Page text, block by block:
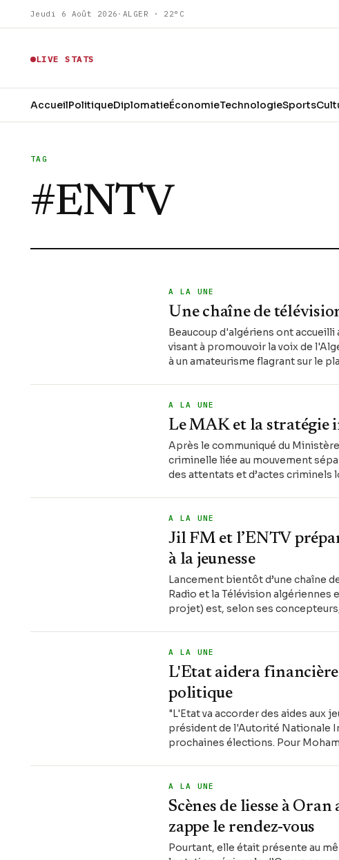
Jeudi 6 Août 2026 · ALGER · 22°C
LIVE STATS
AccueilPolitiqueDiplomatieÉconomieTechnologieSports
TAG
#ENTV
A LA UNE
Une chaîne de
Beaucoup d'algériens ont
visant à promouvoir la voix de
à un amateurisme flagrant sur le
A LA UNE
Le MAK et la stratégie
Après le communiqué du
criminelle liée au mouvement
des attentats et d’actes criminels
A LA UNE
Jil FM et l’ENTV
à la jeunesse
Lancement bientôt d’une chaîne
Radio et la Télévision algériennes
projet) est, selon ses
A LA UNE
L'Etat aidera
politique
"L'Etat va accorder des aides aux
président de l'Autorité Nationale
prochaines élections. Pour
A LA UNE
Scènes de liesse à
zappe le rendez-vous
Pourtant, elle était présente au